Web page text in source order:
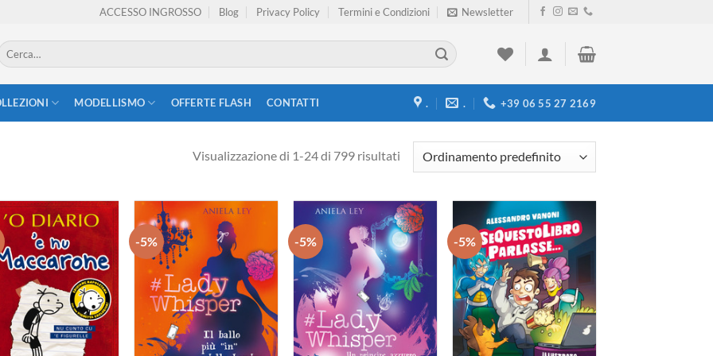
ACCESSO INGROSSO Blog Privacy Policy Termini e Condizioni Newsletter
MODELLISMO OFFERTE FLASH CONTATTI . . +39 06 55 27 2169
Visualizzazione di 1-24 di 799 risultati
Aggiungi
alla lista
dei
desideri
-5%
Aggiungi
alla lista
dei
desideri
-5%
Aggiungi
alla lista
dei
desideri
-5%
Aggiungi
alla lista
dei
desideri